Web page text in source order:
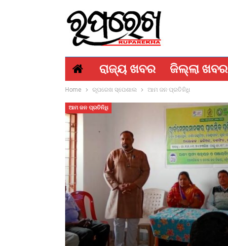
ରାଜ୍ୟ ଖବର ଜିଲ୍ଲା ଖବର
Home ରୂପରେଖ ସ୍ପେଶାଲ ଆମ ଜନ ପ୍ରତିନିଧି
ଆମ ଜନ ପ୍ରତିନିଧି